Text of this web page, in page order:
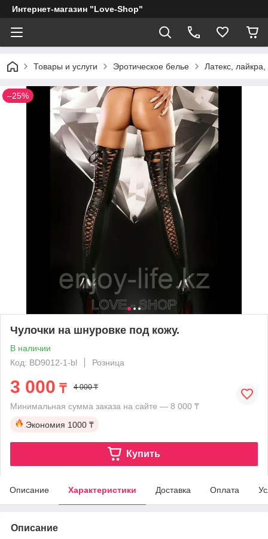
Интернет-магазин "Love-Shop"
Товары и услуги Эротическое белье Латекс, лайкра,
–25%
Чулочки на шнуровке под кожу.
В наличии
Код: BD9012-1-bl
Розница
3 000 ₸ 4 000 ₸
Минимальная сумма заказа на сайте — 8 000 ₸
Экономия 1000 ₸
Купить
Описание Характеристики Доставка Оплата
Описание